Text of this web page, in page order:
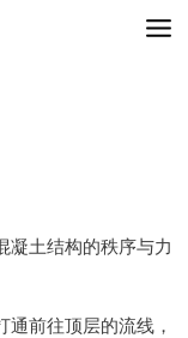
凝土结构的秩序与力
前往顶层的流线，